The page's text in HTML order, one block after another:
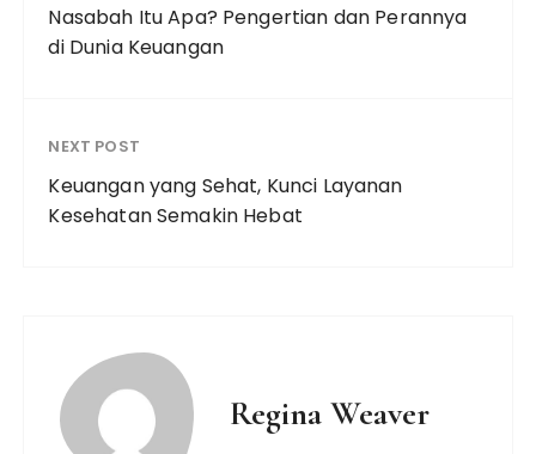
Nasabah Itu Apa? Pengertian dan Perannya
di Dunia Keuangan
NEXT POST
Keuangan yang Sehat, Kunci Layanan
Kesehatan Semakin Hebat
Regina Weaver